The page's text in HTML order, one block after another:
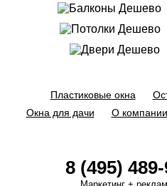
Пластиковые окна
Окна для дачи
О компании
8 (495)